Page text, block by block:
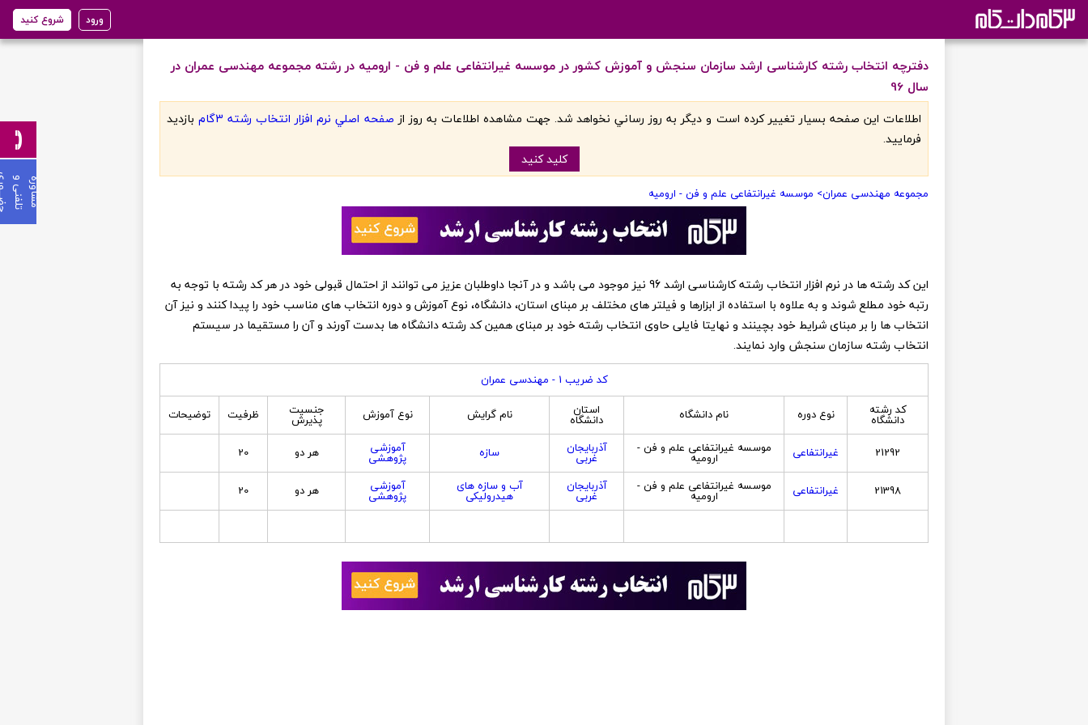
ورود شروع کنید
دفترچه انتخاب رشته کارشناسی ارشد سازمان سنجش و آموزش کشور در موسسه غیرانتفاعی علم و فن - ارومیه در رشته مجموعه مهندسی عمران در
سال 96
اطلاعات اين صفحه بسيار تغيير کرده است و ديگر به روز رساني نخواهد شد. جهت مشاهده اطلاعات به روز از صفحه اصلي نرم افزار انتخاب رشته 3گام
بازديد
فرماييد.
کليد کنيد
مجموعه مهندسی عمران> موسسه غیرانتفاعی علم و فن - ارومیه
‏این کد رشته ها در نرم افزار انتخاب رشته کارشناسی ارشد 96 نیز موجود می باشد و در آنجا داوطلبان عزیز می توانند از احتمال قبولی خود در هر کد رشته با توجه به
رتبه خود مطلع شوند و به علاوه با استفاده از ابزارها و فیلتر های مختلف بر مبنای استان، دانشگاه، نوع آموزش و دوره انتخاب های مناسب خود را پیدا کنند و نیز آن
انتخاب ها را بر مبنای شرایط خود بچینند و نهایتا فایلی حاوی انتخاب رشته خود بر مبنای همین کد رشته دانشگاه ها بدست آورند و آن را مستقیما در سیستم
انتخاب رشته سازمان سنجش وارد نمایند.
کد ضریب 1 - مهندسی عمران
کد رشته
دانشگاه نوع دوره نام دانشگاه استان
دانشگاه نام گرایش نوع آموزش جنسیت
پذیرش ظرفیت توضیحات
21292 غیرانتفاعی موسسه غیرانتفاعی علم و فن -
ارومیه
آذربایجان
غربی سازه آموزشی
پژوهشی هر دو 20
21398 غیرانتفاعی موسسه غیرانتفاعی علم و فن -
ارومیه
آذربایجان
غربی
آب و سازه های
هیدرولیکی
آموزشی
پژوهشی هر دو 20
م
ش
ا
و
ر
ه
ت
ل
ف
ن
ی
و
ح
ض
ـ
ـ
ـ
و
ر